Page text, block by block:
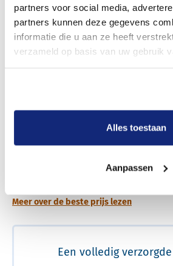
partners voor social media,
partners kunnen deze gegevens
informatie die u aan ze heeft
verzameld op basis van uw gebruik
Alles toestaan
Aanpassen
Dit kost een begrafenis
Meer over de beste prijs lezen
Een volledig